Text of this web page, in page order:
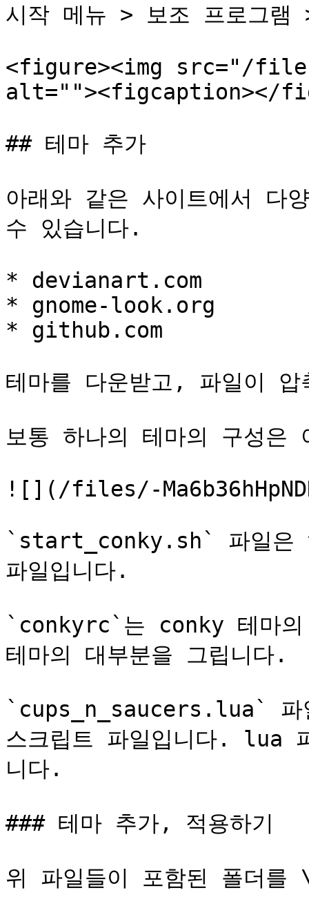
시작 메뉴 > 보조 프로그램
<figure><img src="/
alt=""><figcaption></
## 테마 추가
아래와 같은 사이트에서 다
수 있습니다.
* devianart.com
* gnome-look.org
* github.com
테마를 다운받고, 파일이
보통 하나의 테마의 구성은
![](/files/-
`start_conky.sh` 파일은
파일입니다.
`conkyrc`는 conky 테마의
테마의 대부분을 그립니다.
`cups_n_saucers.lua` 파
스크립트 파일입니다. lua
니다.
### 테마 추가, 적용하기
위 파일들이 포함된 폴더